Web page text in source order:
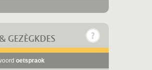
GEZÈGKDES
oetspraok